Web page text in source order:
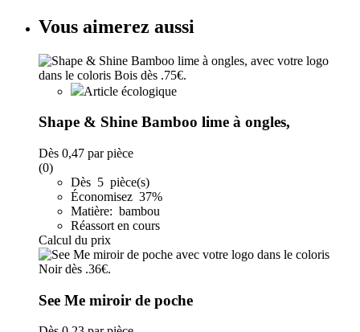
Vous aimerez aussi
Article écologique
Shape & Shine Bamboo lime à ongles,
Dès 0,47 par pièce
(0)
Dès 5 pièce(s)
Économisez 37%
Matière: bambou
Réassort en cours
Calcul du prix
See Me miroir de poche